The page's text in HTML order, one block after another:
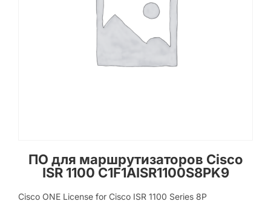
ПО для маршрутизаторов Cisco
ISR 1100 C1F1AISR1100S8PK9
Cisco ONE License for Cisco ISR 1100 Series 8P